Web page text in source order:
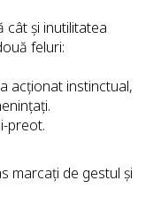
cât și inutilitatea
feluri:
acționat instinctual,
preot.
marcați de gestul și